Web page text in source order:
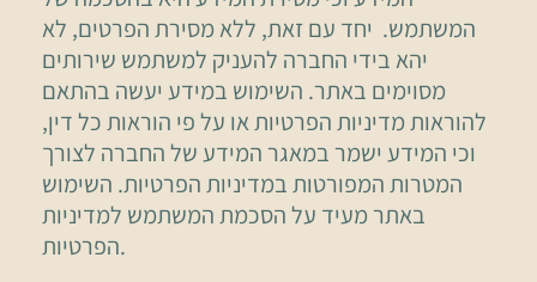
המשתמש. יחד עם זאת, ללא מסירת הפרטים, לא
יהא בידי החברה להעניק למשתמש שירותים
מסוימים באתר. השימוש במידע יעשה בהתאם
להוראות מדיניות הפרטיות או על פי הוראות כל דין,
וכי המידע ישמר במאגר המידע של החברה לצורך
המטרות המפורטות במדיניות הפרטיות. השימוש
באתר מעיד על הסכמת המשתמש למדיניות
הפרטיות.